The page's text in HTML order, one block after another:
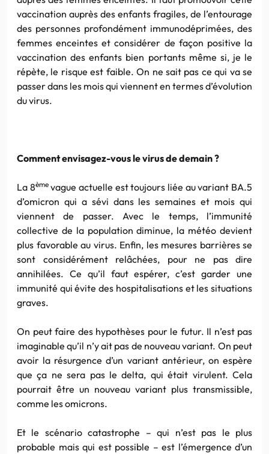
vaccination auprès des enfants fragiles, de l’entourage
des personnes profondément immunodéprimées, des
femmes enceintes et considérer de façon positive la
vaccination des enfants bien portants même si, je le
répète, le risque est faible. On ne sait pas ce qui va se
passer dans les mois qui viennent en termes d’évolution
du virus.
Comment envisagez-vous le virus de demain ?
La 8èmevague actuelle est toujours liée au variant BA.5
d’omicron qui a sévi dans les semaines et mois qui
viennent de passer. Avec le temps, l’immunité
collective de la population diminue, la météo devient
plus favorable au virus. Enfin, les mesures barrières se
sont considérément relâchées, pour ne pas dire
annihilées. Ce qu’il faut espérer, c’est garder une
immunité qui évite des hospitalisations et les situations
graves.
On peut faire des hypothèses pour le futur. Il n’est pas
imaginable qu’il n’y ait pas de nouveau variant. On peut
avoir la résurgence d’un variant antérieur, on espère
que ça ne sera pas le delta, qui était virulent. Cela
pourrait être un nouveau variant plus transmissible,
comme les omicrons.
Et le scénario catastrophe – qui n’est pas le plus
probable mais qui est possible – est l’émergence d’un